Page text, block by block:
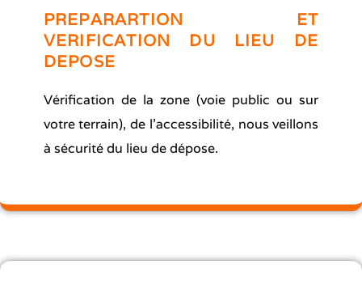
PREPARARTION ET
VERIFICATION DU LIEU DE
DEPOSE
Vérification de la zone (voie public ou sur
votre terrain), de l’accessibilité, nous veillons
à sécurité du lieu de dépose.